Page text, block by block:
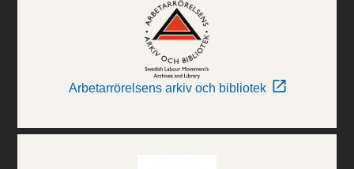
Arbetarrörelsens arkiv och bibliotek